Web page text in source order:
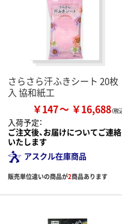
さらさら汗ふきシート 20枚
入 協和紙工
￥147 ￥16,688
入荷予定：
ご注文後、お届けについてご連絡
いたします
アスクル在庫商品
販売単位違いの商品が2商品あります